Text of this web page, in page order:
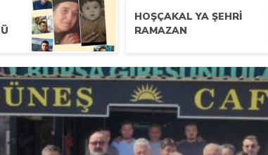
HOŞÇAKAL YA ŞEHRİ
RAMAZAN